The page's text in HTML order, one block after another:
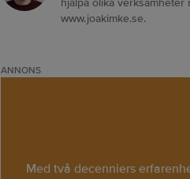
hjälpa olika
www.joakimke.se.
ANNONS
Med två decenniers